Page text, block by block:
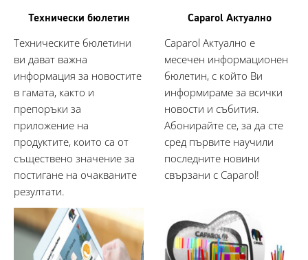
Технически бюлетин
Техническите бюлетини
ви дават важна
информация за новостите
в гамата, както и
препоръки за
приложение на
продуктите, които са от
съществено значение за
постигане на очакваните
резултати.
Caparol Актуално
Caparol Актуално е
месечен информационен
бюлетин, с който Ви
информираме за всички
новости и събития.
Абонирайте се, за да сте
сред първите научили
последните новини
свързани с Caparol!